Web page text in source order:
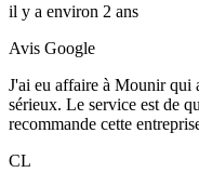
il y a environ 2 ans
Avis Google
J'ai eu affaire à Mounir qui
sérieux. Le service est de
recommande cette
CL